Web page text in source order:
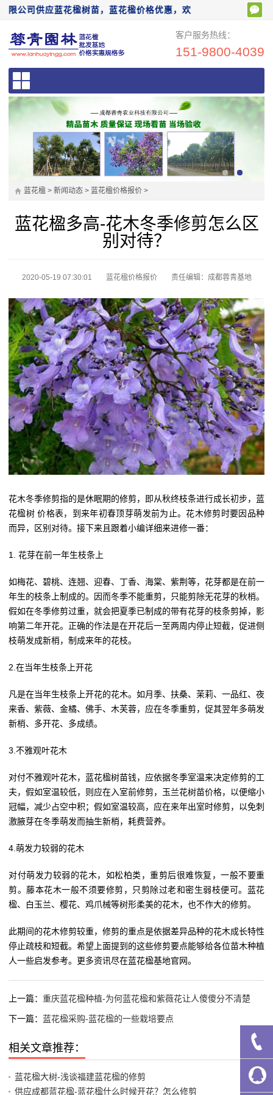
公司供应蓝花楹树苗，蓝花楹价格优惠，欢迎前来电话咨询：
客户服务热线：
151-9800-4039
蓝花楹 > 新闻动态 > 蓝花楹价格报价 >
蓝花楹多高-花木冬季修剪怎么区
别对待？
2020-05-19 07:30:01 蓝花楹价格报价 责任编辑：成都蓉青基地
花木冬季修剪指的是休眠期的修剪，即从秋终枝条进行成长初步，蓝
花楹树 价格表，到来年初春顶芽萌发前为止。花木修剪时要因品种
而异，区别对待。接下来且跟着小编详细来进修一番：
1. 花芽在前一年生枝条上
如梅花、碧桃、连翘、迎春、丁香、海棠、紫荆等，花芽都是在前一
年生的枝条上制成的。因而冬季不能重剪，只能剪除无花芽的秋梢。
假如在冬季修剪过重，就会把夏季已制成的带有花芽的枝条剪掉，影
响第二年开花。正确的作法是在开花后一至两周内停止短截，促进侧
枝萌发成新梢，制成来年的花枝。
2.在当年生枝条上开花
凡是在当年生枝条上开花的花木。如月季、扶桑、茉莉、一品红、夜
来香、紫薇、金橘、佛手、木芙蓉，应在冬季重剪，促其翌年多萌发
新梢、多开花、多成绩。
3.不雅观叶花木
对付不雅观叶花木，蓝花楹树苗钱，应依据冬季室温来决定修剪的工
夫，假如室温较低，则应在入室前修剪，玉兰花树苗价格，以便缩小
冠幅，减少占空中积；假如室温较高，应在来年出室时修剪，以免刺
激腋芽在冬季萌发而抽生新梢，耗费营养。
4.萌发力较弱的花木
对付萌发力较弱的花木，如松柏类，重剪后很难恢复，一般不要重
剪。藤本花木一般不须要修剪，只剪除过老和密生弱枝便可。蓝花
楹、白玉兰、樱花、鸡爪械等树形柔美的花木，也不作大的修剪。
此期间的花木修剪较重，修剪的重点是依据差异品种的花木成长特性
停止疏枝和短截。希望上面提到的这些修剪要点能够给各位苗木种植
人一些启发参考。更多资讯尽在蓝花楹基地官网。
上一篇： 重庆蓝花楹种植-为何蓝花楹和紫薇花让人傻傻分不清楚
下一篇： 蓝花楹采购-蓝花楹的一些栽培要点
相关文章推荐：
蓝花楹大树-浅谈福建蓝花楹的修剪
供应成都蓝花楹-蓝花楹什么时候开花？怎么修剪